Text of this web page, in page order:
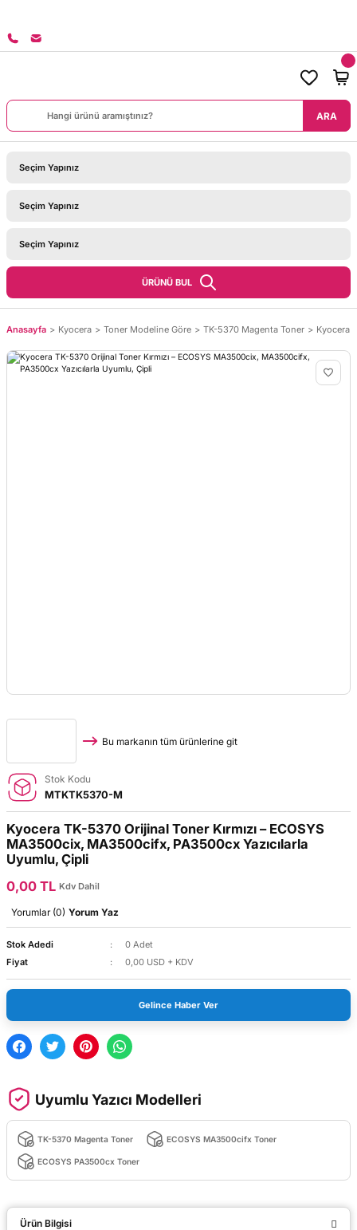
ARA
ÜRÜNÜ BUL
Anasayfa Kyocera Toner Modeline Göre TK-5370 Magenta Toner Kyocera
Bu markanın tüm ürünlerine git
Stok Kodu
MTKTK5370-M
Kyocera TK-5370 Orijinal Toner Kırmızı – ECOSYS
MA3500cix, MA3500cifx, PA3500cx Yazıcılarla
Uyumlu, Çipli
0,00 TL Kdv Dahil
Yorumlar (0) Yorum Yaz
Stok Adedi
0 Adet
Fiyat
0,00 USD + KDV
Gelince Haber Ver
Uyumlu Yazıcı Modelleri
TK-5370 Magenta Toner ECOSYS MA3500cifx Toner
ECOSYS PA3500cx Toner
Ürün Bilgisi